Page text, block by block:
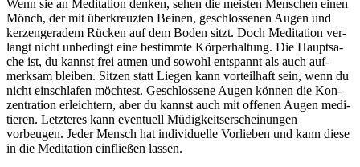
Wenn sie an Medi­ta­tion denken, sehen die meis­ten Men­schen einen
Mönch, der mit über­kreuz­ten Beinen, geschlos­se­nen Augen und
ker­zen­ge­ra­dem Rücken auf dem Boden sitzt. Doch Medi­ta­tion ver­
langt nicht unbedingt eine bestimmte Kör­per­hal­tung. Die Haupt­sa­
che ist, du kannst frei atmen und sowohl ent­spannt als auch auf­
merk­sam blei­ben. Sitzen statt Liegen kann vorteilhaft sein, wenn du
nicht einschlafen möchtest. Geschlos­sene Augen können die Kon­
zen­tra­tion erleichtern, aber du kannst auch mit offe­nen Augen medi­
tie­ren. Letzteres kann eventuell Müdigkeitserscheinungen
vorbeugen. Jeder Mensch hat indi­vi­du­elle Vor­lie­ben und kann diese
in die Medi­ta­tion ein­flie­ßen lassen.